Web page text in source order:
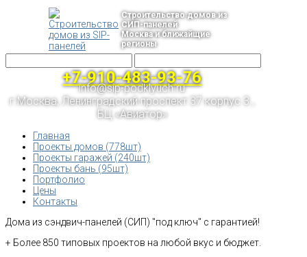
Строительство домов из
СИП-панелей
Москва и ближайщие
регионы
+7-910-483-93-76
info@sip-podklyuch.ru
г.Москва, Ленинградский проспект 37 корпус 3 ,
БЦ «Авиатор»
Главная
Проекты домов (778шт)
Проекты гаражей (240шт)
Проекты бань (95шт)
Портфолио
Цены
Контакты
Дома из сэндвич-панелей (СИП) "под ключ" с гарантией!
+ Более 850 типовых проектов на любой вкус и бюджет.